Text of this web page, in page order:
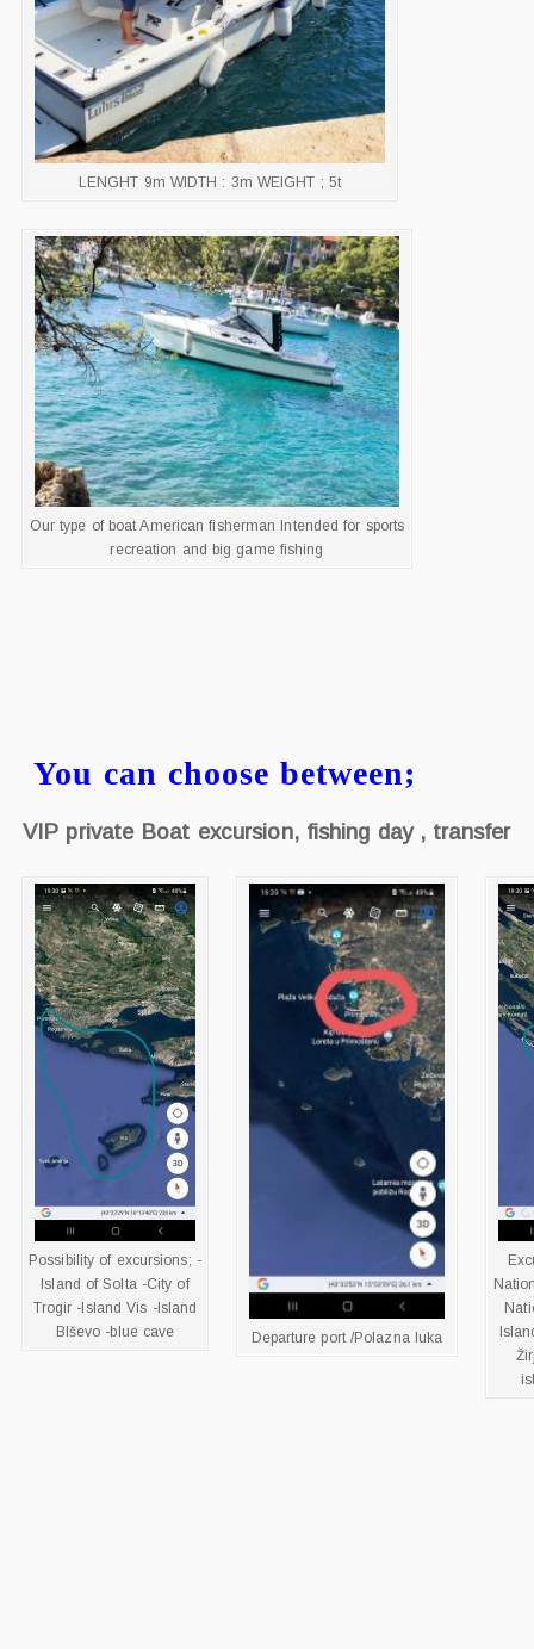
LENGHT 9m WIDTH : 3m WEIGHT ; 5t
Our type of boat American fisherman Intended for sports
recreation and big game fishing
You can choose between;
VIP private Boat excursion, fishing day , transfer
Possibility of excursions; -
Island of Solta -City of
Trogir -Island Vis -Island
BIševo -blue cave
Departure port /Polazna luka